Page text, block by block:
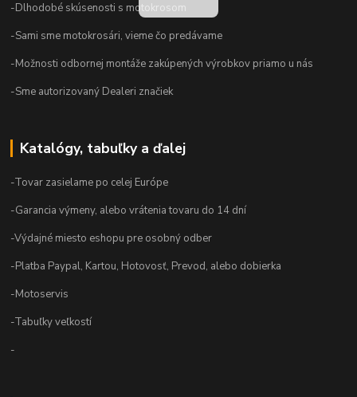
-Dlhodobé skúsenosti s motokrosom
-Sami sme motokrosári, vieme čo predávame
-Možnosti odbornej montáže zakúpených výrobkov priamo u nás
-Sme autorizovaný Dealeri značiek
Katalógy, tabuľky a ďalej
-Tovar zasielame po celej Európe
-Garancia výmeny, alebo vrátenia tovaru do 14 dní
-Výdajné miesto eshopu pre osobný odber
-Platba Paypal, Kartou, Hotovosť, Prevod, alebo dobierka
-Motoservis
-Tabuľky veľkostí
-